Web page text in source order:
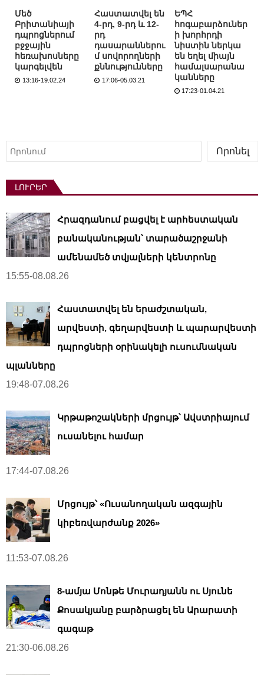
Մեծ
Բրիտանիայի
դպրոցներում
բջջային
հեռախոսները
կարգելվեն
13:16-19.02.24
Հաստատվել են
4-րդ, 9-րդ և 12-
րդ
դասարաններու
մ սովորողների
քննությունները
17:06-05.03.21
ԵՊՀ
հոգաբարձուներ
ի խորհրդի
նիստին ներկա
են եղել միայն
համալսարանա
կանները
17:23-01.04.21
Որոնել
Որոնել
ԼՈՒՐԵՐ
Հրազդանում բացվել է արհեստական ​​
բանականության՝ տարածաշրջանի
ամենամեծ տվյալների կենտրոնը
15:55-08.08.26
Հաստատվել են երաժշտական,
արվեստի, գեղարվեստի և պարարվեստի
դպրոցների օրինակելի ուսումնական
պլանները
19:48-07.08.26
Կրթաթոշակների մրցույթ՝ Ավստրիայում
ուսանելու համար
17:44-07.08.26
Մրցույթ՝ «Ուսանողական ազգային
կիբեռվարժանք 2026»
11:53-07.08.26
8-ամյա Մոնթե Մուրադյանն ու Սյունե
Քոսակյանը բարձրացել են Արարատի
գագաթ
21:30-06.08.26